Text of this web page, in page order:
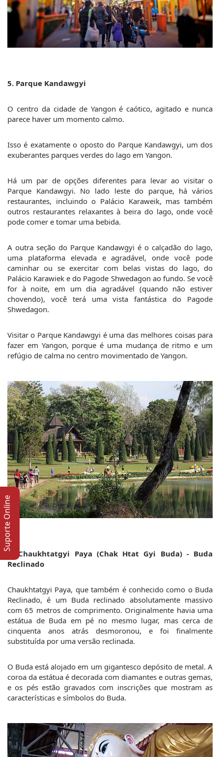
5. Parque Kandawgyi
O centro da cidade de Yangon é caótico, agitado e nunca
parece haver um momento calmo.
Isso é exatamente o oposto do Parque Kandawgyi, um dos
exuberantes parques verdes do lago em Yangon.
Há um par de opções diferentes para levar ao visitar o
Parque Kandawgyi. No lado leste do parque, há vários
restaurantes, incluindo o Palácio Karaweik, mas também
outros restaurantes relaxantes à beira do lago, onde você
pode comer e tomar uma bebida.
A outra seção do Parque Kandawgyi é o calçadão do lago,
uma plataforma elevada e agradável, onde você pode
caminhar ou se exercitar com belas vistas do lago, do
Palácio Karawiek e do Pagode Shwedagon ao fundo. Se você
for à noite, em um dia agradável (quando não estiver
chovendo), você terá uma vista fantástica do Pagode
Shwedagon.
Visitar o Parque Kandawgyi é uma das melhores coisas para
fazer em Yangon, porque é uma mudança de ritmo e um
refúgio de calma no centro movimentado de Yangon.
6. Chaukhtatgyi Paya (Chak Htat Gyi Buda) - Buda
Reclinado
Chaukhtatgyi Paya, que também é conhecido como o Buda
Reclinado, é um Buda reclinado absolutamente massivo
com 65 metros de comprimento. Originalmente havia uma
estátua de Buda em pé no mesmo lugar, mas cerca de
cinquenta anos atrás desmoronou, e foi finalmente
substituída por uma versão reclinada.
O Buda está alojado em um gigantesco depósito de metal. A
coroa da estátua é decorada com diamantes e outras gemas,
e os pés estão gravados com inscrições que mostram as
características e símbolos do Buda.
Suporte Online